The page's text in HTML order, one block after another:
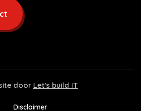
door Let's build IT
Disclaimer